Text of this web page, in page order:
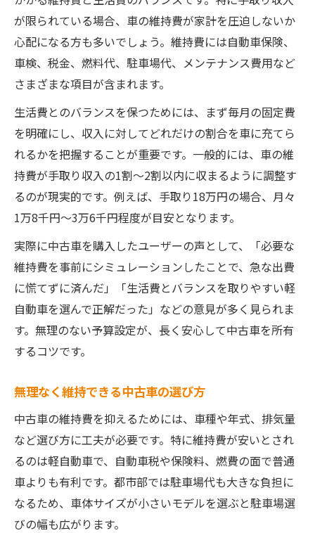
が限られている場合、車の維持費が家計を圧迫しないか
心配になる方も多いでしょう。維持費には自動車保険、
車検、税金、燃料代、駐車場代、メンテナンス費用など
さまざまな項目が含まれます。
生活費とのバランスを保つためには、まず毎月の固定費
を明確にし、収入に対してどれだけの割合を車に充てら
れるかを把握することが重要です。一般的には、車の維
持費が手取り収入の1割〜2割以内に収まるように調整す
るのが現実的です。例えば、手取り18万円の場合、月々
1万8千円〜3万6千円程度が目安となります。
実際に中古車を購入したユーザーの声として、「必要な
維持費を事前にシミュレーションしたことで、急な出費
に慌てずに済んだ」「生活費とバランスを取りやすい軽
自動車を選んで正解だった」などの意見が多く見られま
す。無理のない予算設定が、長く安心して中古車を所有
するコツです。
無理なく維持できる中古車の選び方
中古車の維持費を抑えるためには、車種や年式、排気量
など選び方に工夫が必要です。特に維持費が安いとされ
るのは軽自動車で、自動車税や保険料、燃費の面で普通
車よりも有利です。都市部では駐車場代も大きな負担に
なるため、車体サイズが小さいモデルを選ぶと駐車場選
びの幅も広がります。